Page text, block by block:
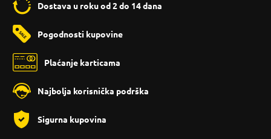
Dostava u roku od 2 do 14 dana
Pogodnosti kupovine
Plaćanje karticama
Najbolja korisnička podrška
Sigurna kupovina